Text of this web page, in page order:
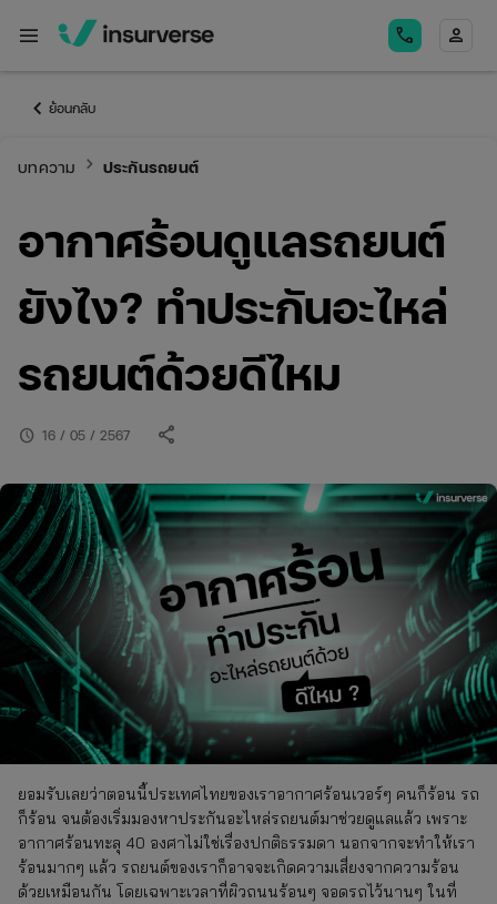
menu call person
keyboard_arrow_left ย้อนกลับ
บทความ keyboard_arrow_right ประกันรถยนต์
อากาศร้อนดูแลรถยนต์
ยังไง? ทำประกันอะไหล่
รถยนต์ด้วยดีไหม
schedule 16 / 05 / 2567 share
ยอมรับเลยว่าตอนนี้ประเทศไทยของเราอากาศร้อนเวอร์ๆ คนก็ร้อน รถ
ก็ร้อน จนต้องเริ่มมองหาประกันอะไหล่รถยนต์มาช่วยดูแลแล้ว เพราะ
อากาศร้อนทะลุ 40 องศาไม่ใช่เรื่องปกติธรรมดา นอกจากจะทำให้เรา
ร้อนมากๆ แล้ว รถยนต์ของเราก็อาจจะเกิดความเสี่ยงจากความร้อน
ด้วยเหมือนกัน โดยเฉพาะเวลาที่ผิวถนนร้อนๆ จอดรถไว้นานๆ ในที่